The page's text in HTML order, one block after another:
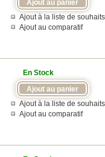
Ajout à la liste de souhaits
Ajout au comparatif
En Stock
Ajout à la liste de souhaits
Ajout au comparatif